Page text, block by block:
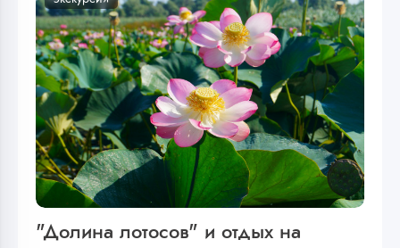
"Долина лотосов" и отдых на